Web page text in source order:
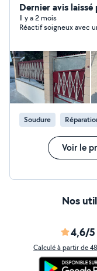
réparations, des
réalise aussi de
réparations,
montage de
etc.) : dressings,
J'interviens aussi
pour les portes,
mécanismes
j'assure un travail
besoins.
Dernier avis
Il y a 2 mois
Réactif soigneux avec
Soudure
Voir le
Nos
4,6/5
Calculé à partir de